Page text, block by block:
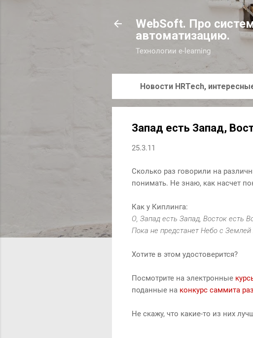
WebSoft. Про
автоматизацию.
Технологии e-learning
Новости HRTech,
Запад есть Запад,
25.3.11
Сколько раз говорили на
понимать. Не знаю, как насчет
Как у Киплинга:
О, Запад есть Запад, Восток есть
Пока не предстанет Небо с
Хотите в этом удостоверится?
Посмотрите на электронные
поданные на конкурс саммита
Не скажу, что какие-то из них